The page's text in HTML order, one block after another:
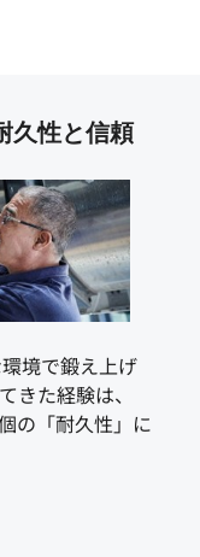
久性と信頼
境で鍛え上げ
きた経験は、
の「耐久性」に